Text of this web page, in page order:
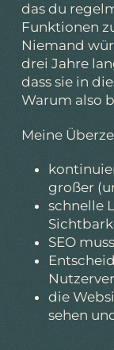
das du
Funktionen
Niemand
drei Jahre
dass sie in
Warum also
Meine
großer
schnelle
SEO
die
sehen